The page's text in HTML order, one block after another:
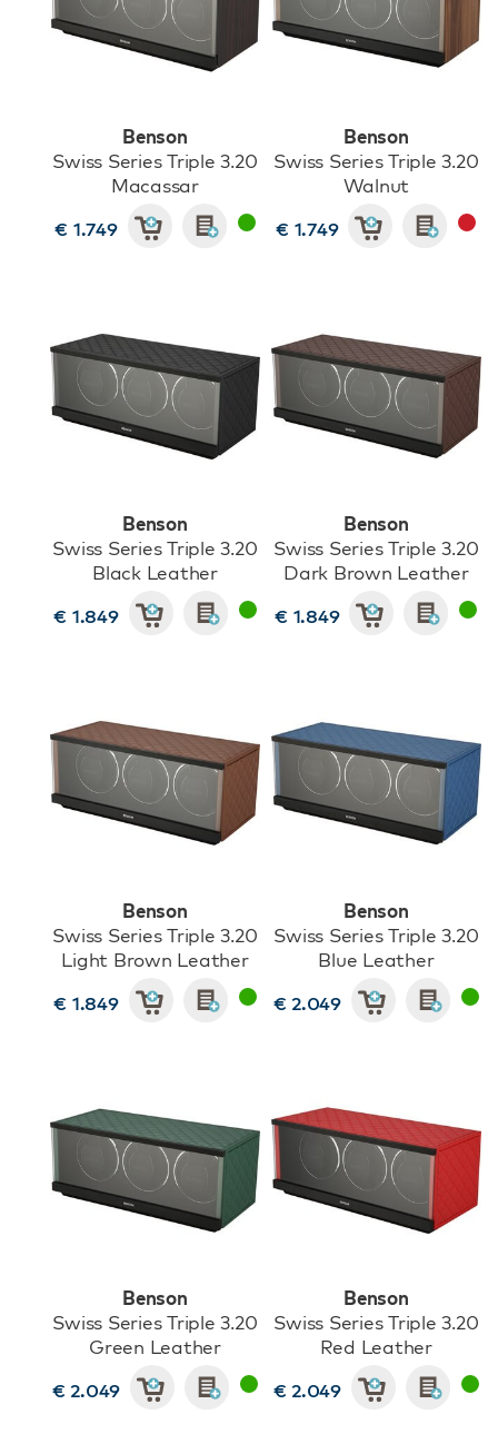
Benson
Swiss Series Triple 3.20
Macassar
€ 1.749
Benson
Swiss Series Triple 3.20
Walnut
€ 1.749
Benson
Swiss Series Triple 3.20
Black Leather
€ 1.849
Benson
Swiss Series Triple 3.20
Dark Brown Leather
€ 1.849
Benson
Swiss Series Triple 3.20
Light Brown Leather
€ 1.849
Benson
Swiss Series Triple 3.20
Blue Leather
€ 2.049
Benson
Swiss Series Triple 3.20
Green Leather
€ 2.049
Benson
Swiss Series Triple 3.20
Red Leather
€ 2.049